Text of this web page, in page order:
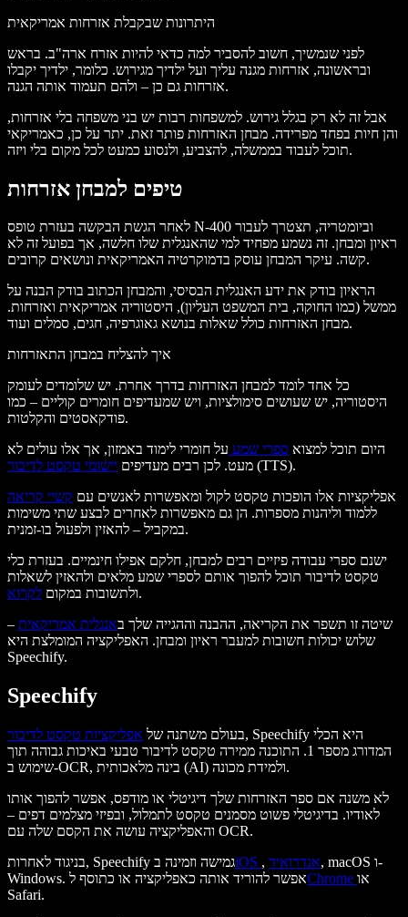
היתרונות שבקבלת אזרחות אמריקאית
לפני שנמשיך, חשוב להסביר למה כדאי להיות אזרח ארה"ב. בראש
ובראשונה, אזרחות מגנה עליך ועל ילדיך מגירוש. כלומר, ילדיך יקבלו
אזרחות גם כן – ולהם תעמוד אותה הגנה.
אבל זה לא רק בגלל גירוש. למשפחות רבות יש בני משפחה בלי אזרחות,
והן חיות בפחד מפרידה. מבחן האזרחות פותר זאת. יתר על כן, כאמריקאי
תוכל לעבוד בממשלה, להצביע, ולנסוע כמעט לכל מקום בלי ויזה.
טיפים למבחן אזרחות
לאחר הגשת הבקשה בעזרת טופס N-400 וביומטריה, תצטרך לעבור
ראיון ומבחן. זה נשמע מפחיד למי שהאנגלית שלו חלשה, אך בפועל זה לא
קשה. עיקר המבחן עוסק בדמוקרטיה האמריקאית ונושאים קרובים.
הראיון בודק את ידע האנגלית הבסיסי, והמבחן הכתוב בודק הבנה על
ממשל (כמו החוקה, בית המשפט העליון), היסטוריה אמריקאית ואזרחות.
מבחן האזרחות כולל שאלות בנושא גאוגרפיה, חגים, סמלים ועוד.
איך להצליח במבחן התאזרחות
כל אחד לומד למבחן האזרחות בדרך אחרת. יש שלומדים לעומק
היסטוריה, יש שעושים סימולציות, ויש שמעדיפים חומרים קוליים – כמו
פודקאסטים והקלטות.
היום תוכל למצוא ספרי שמע על חומרי לימוד באמזון, אך אלו עולים לא
מעט. לכן רבים מעדיפים יישומי טקסט לדיבור
(TTS).
אפליקציות אלו הופכות טקסט לקול ומאפשרות לאנשים עם קשיי קריאה
ללמוד וליהנות מספרות. הן גם מאפשרות לאחרים לבצע שתי משימות
במקביל – להאזין ולפעול בו-זמנית.
ישנם ספרי עבודה פיזיים רבים למבחן, חלקם אפילו חינמיים. בעזרת כלי
טקסט לדיבור תוכל להפוך אותם לספרי שמע מלאים ולהאזין לשאלות
ולתשובות במקום לקרוא
.
שיטה זו תשפר את הקריאה, ההבנה וההגייה שלך באנגלית אמריקאית –
שלוש יכולות חשובות למעבר ראיון ומבחן. האפליקציה המומלצת היא
Speechify.
Speechify
בעולם משתנה של אפליקציות טקסט לדיבור
, Speechify היא הכלי
המדורג מספר 1. התוכנה ממירה טקסט לדיבור טבעי באיכות גבוהה תוך
שימוש ב-OCR, בינה מלאכותית (AI) ולמידת מכונה.
לא משנה אם ספר האזרחות שלך דיגיטלי או מודפס, אפשר להפוך אותו
לאודיו. בדיגיטלי פשוט מסמנים טקסט לתמלול, ובפיזי מצלמים דפים –
והאפליקציה עושה את הקסם שלה עם OCR.
בניגוד לאחרות, Speechify גמישה וזמינה בiOS , אנדרואיד, macOS ו-
Windows. אפשר להוריד אותה כאפליקציה או כתוסף לChrome או
Safari.